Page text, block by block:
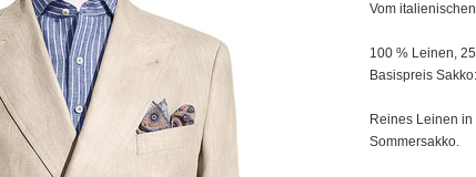
Vom
100 % Leinen,
Basispreis
Reines Leinen
Sommersakko.